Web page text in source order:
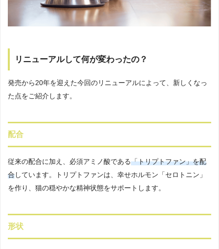
リニューアルして何が変わったの？
発売から20年を迎えた今回のリニューアルによって、新しくなっ
た点をご紹介します。
配合
従来の配合に加え、必須アミノ酸である「トリプトファン」を配
合しています。トリプトファンは、幸せホルモン「セロトニン」
を作り、猫の穏やかな精神状態をサポートします。
形状